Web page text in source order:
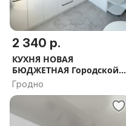
2 340 р.
КУХНЯ НОВАЯ
БЮДЖЕТНАЯ Городской
Лофт. РАССРОЧКА,
ДОСТАВКА, ПРОЕКТ В
Гродно